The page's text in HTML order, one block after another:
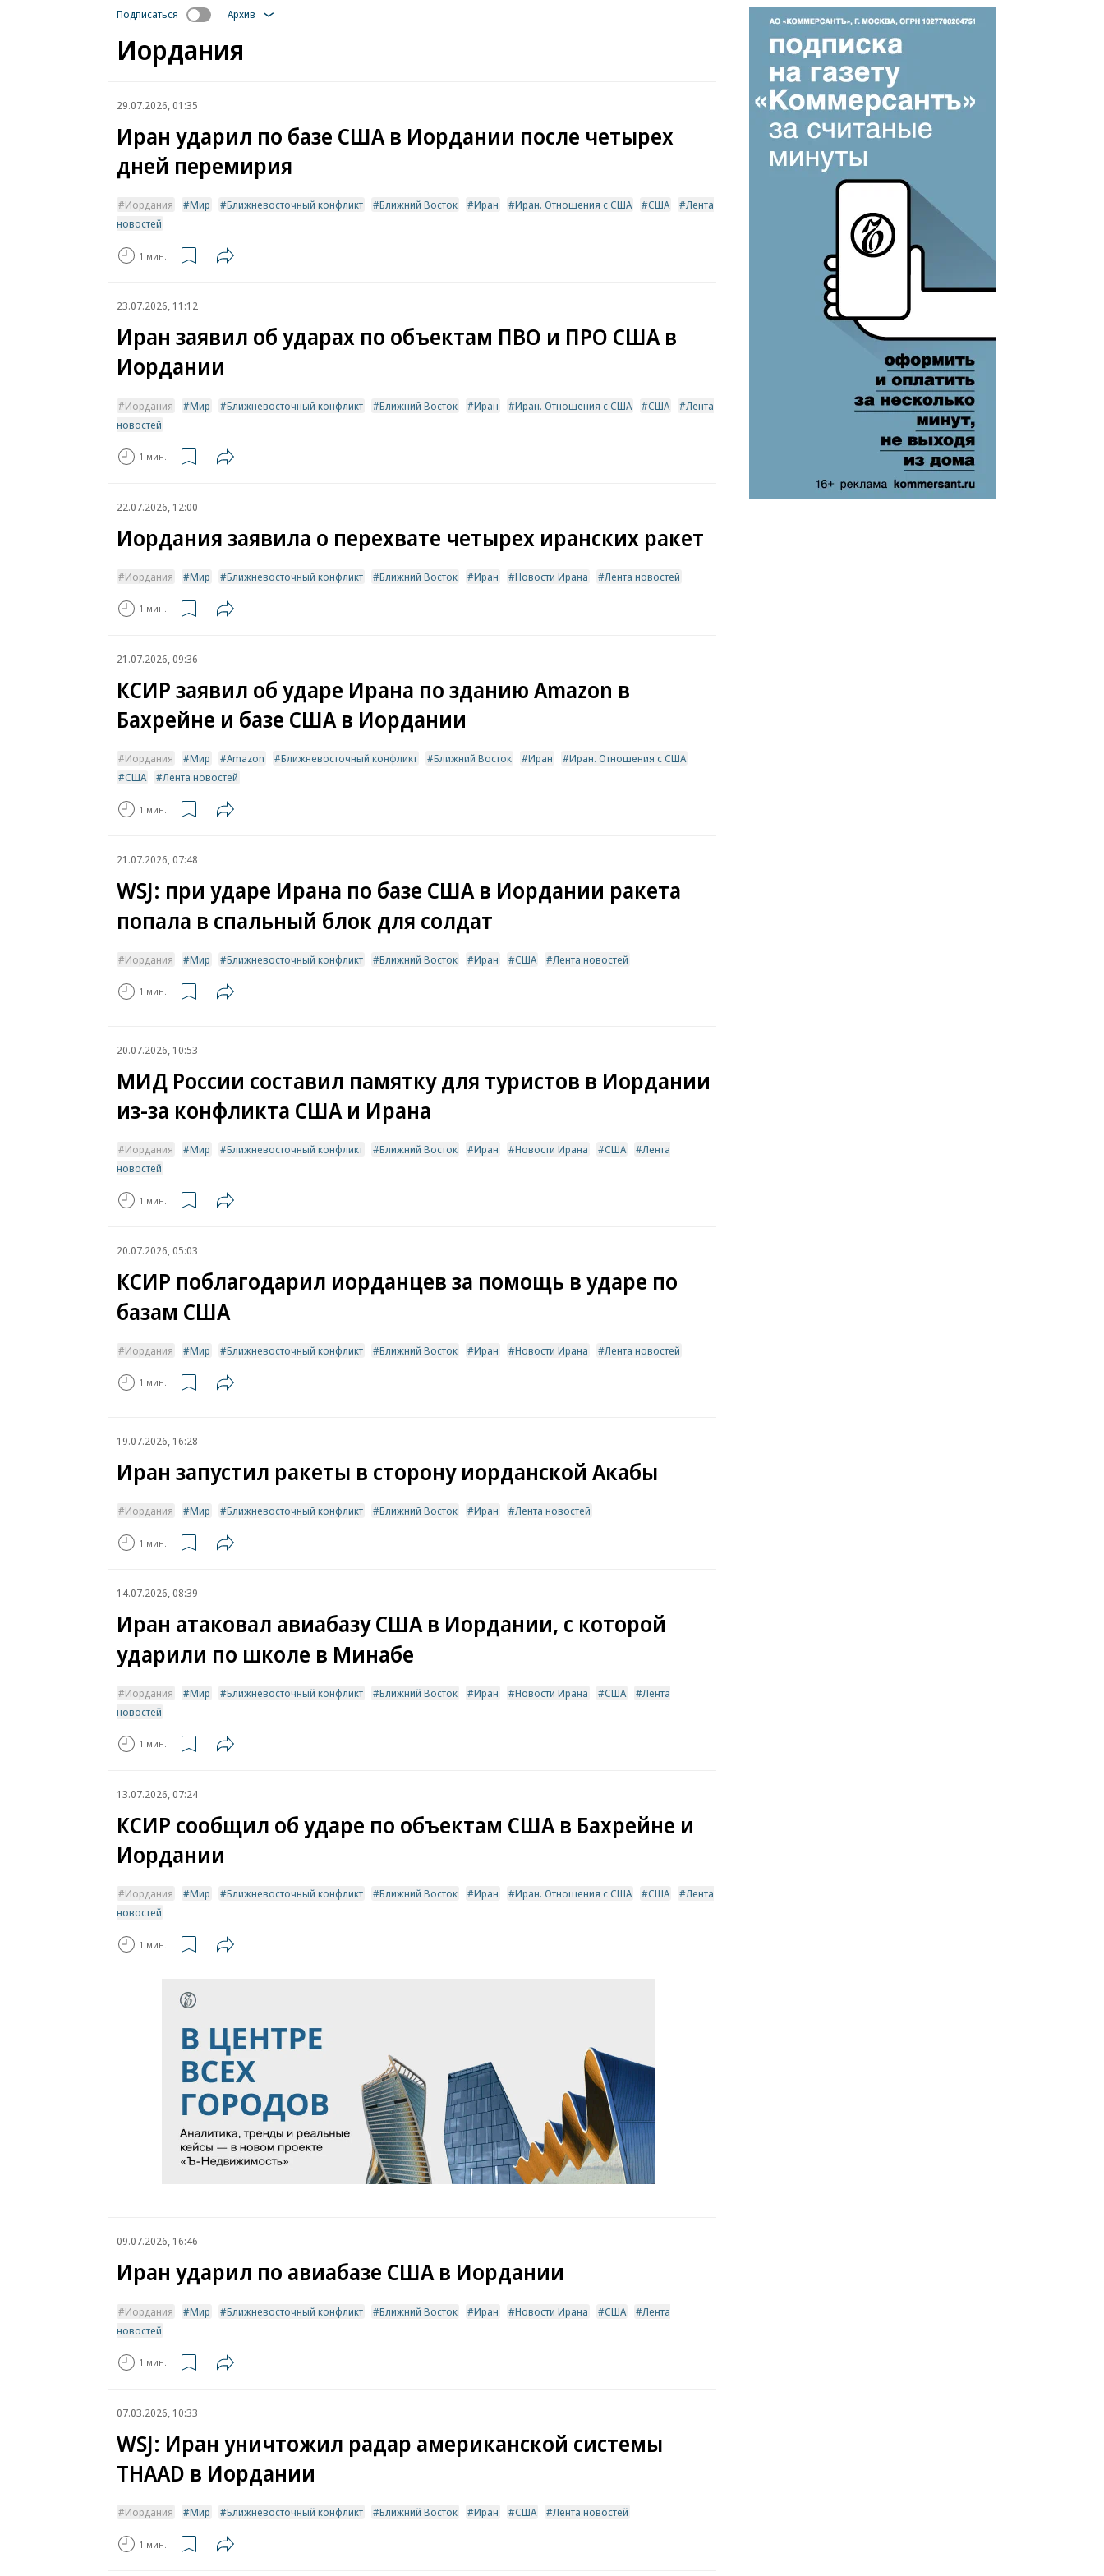
Подписаться Архив
Иордания
29.07.2026, 01:35
Иран ударил по базе США в Иордании после четырех
дней перемирия
Иордания Мир Ближневосточный конфликт Ближний Восток Иран Иран. Отношения с США США
Лента
новостей
1 мин.
23.07.2026, 11:12
Иран заявил об ударах по объектам ПВО и ПРО США в
Иордании
Иордания Мир Ближневосточный конфликт Ближний Восток Иран Иран. Отношения с США США
Лента
новостей
1 мин.
22.07.2026, 12:00
Иордания заявила о перехвате четырех иранских ракет
Иордания Мир Ближневосточный конфликт Ближний Восток Иран Новости Ирана Лента новостей
1 мин.
21.07.2026, 09:36
КСИР заявил об ударе Ирана по зданию Amazon в
Бахрейне и базе США в Иордании
Иордания Мир Amazon Ближневосточный конфликт Ближний Восток Иран
Иран. Отношения с США
США
Лента новостей
1 мин.
21.07.2026, 07:48
WSJ: при ударе Ирана по базе США в Иордании ракета
попала в спальный блок для солдат
Иордания Мир Ближневосточный конфликт Ближний Восток Иран США Лента новостей
1 мин.
20.07.2026, 10:53
МИД России составил памятку для туристов в Иордании
из-за конфликта США и Ирана
Иордания Мир Ближневосточный конфликт Ближний Восток Иран Новости Ирана США
Лента
новостей
1 мин.
20.07.2026, 05:03
КСИР поблагодарил иорданцев за помощь в ударе по
базам США
Иордания Мир Ближневосточный конфликт Ближний Восток Иран Новости Ирана Лента новостей
1 мин.
19.07.2026, 16:28
Иран запустил ракеты в сторону иорданской Акабы
Иордания Мир Ближневосточный конфликт Ближний Восток Иран Лента новостей
1 мин.
14.07.2026, 08:39
Иран атаковал авиабазу США в Иордании, с которой
ударили по школе в Минабе
Иордания Мир Ближневосточный конфликт Ближний Восток Иран Новости Ирана США
Лента
новостей
1 мин.
13.07.2026, 07:24
КСИР сообщил об ударе по объектам США в Бахрейне и
Иордании
Иордания Мир Ближневосточный конфликт Ближний Восток Иран Иран. Отношения с США США
Лента
новостей
1 мин.
09.07.2026, 16:46
Иран ударил по авиабазе США в Иордании
Иордания Мир Ближневосточный конфликт Ближний Восток Иран Новости Ирана США
Лента
новостей
1 мин.
07.03.2026, 10:33
WSJ: Иран уничтожил радар американской системы
THAAD в Иордании
Иордания Мир Ближневосточный конфликт Ближний Восток Иран США Лента новостей
1 мин.